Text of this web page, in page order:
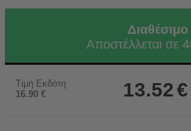
Διαθέσιμο
Αποστέλλεται σε
Τιμή Εκδότη
16.90 € 13.52€